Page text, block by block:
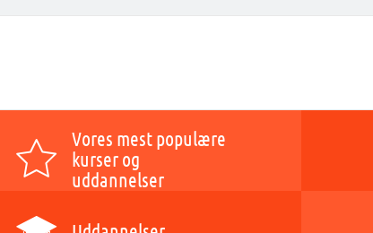
Vores mest populære
kurser og
uddannelser